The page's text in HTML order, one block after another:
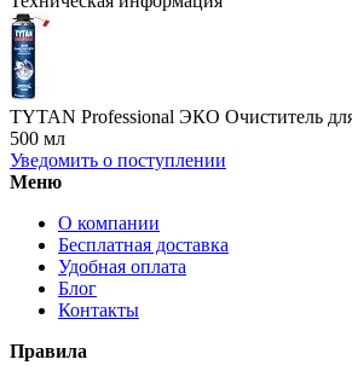
TYTAN Professional ЭКО Очиститель
500 мл
Уведомить о поступлении
Меню
О компании
Бесплатная доставка
Удобная оплата
Блог
Контакты
Правила